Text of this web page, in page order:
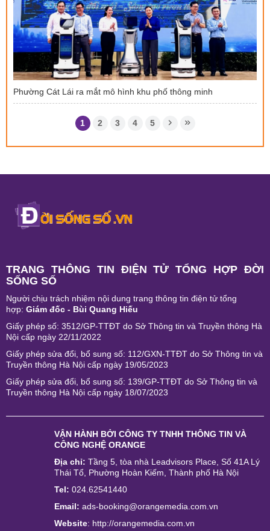
Phường Cát Lái ra mắt mô hình khu phố thông minh
1 2 3 4 5
TRANG THÔNG TIN ĐIỆN TỬ TỔNG HỢP ĐỜI
SỐNG SỐ
Người chịu trách nhiệm nội dung trang thông tin điện tử tổng
hợp: Giám đốc - Bùi Quang Hiếu
Giấy phép số: 3512/GP-TTĐT do Sở Thông tin và Truyền thông Hà
Nội cấp ngày 22/11/2022
Giấy phép sửa đổi, bổ sung số: 112/GXN-TTĐT do Sở Thông tin và
Truyền thông Hà Nội cấp ngày 19/05/2023
Giấy phép sửa đổi, bổ sung số: 139/GP-TTĐT do Sở Thông tin và
Truyền thông Hà Nội cấp ngày 18/07/2023
VẬN HÀNH BỞI CÔNG TY TNHH THÔNG TIN VÀ
CÔNG NGHỆ ORANGE
Địa chỉ: Tầng 5, tòa nhà Leadvisors Place, Số 41A Lý
Thái Tổ, Phường Hoàn Kiếm, Thành phố Hà Nội
Tel: 024.62541440
Email: ads-booking@orangemedia.com.vn
Website: http://orangemedia.com.vn